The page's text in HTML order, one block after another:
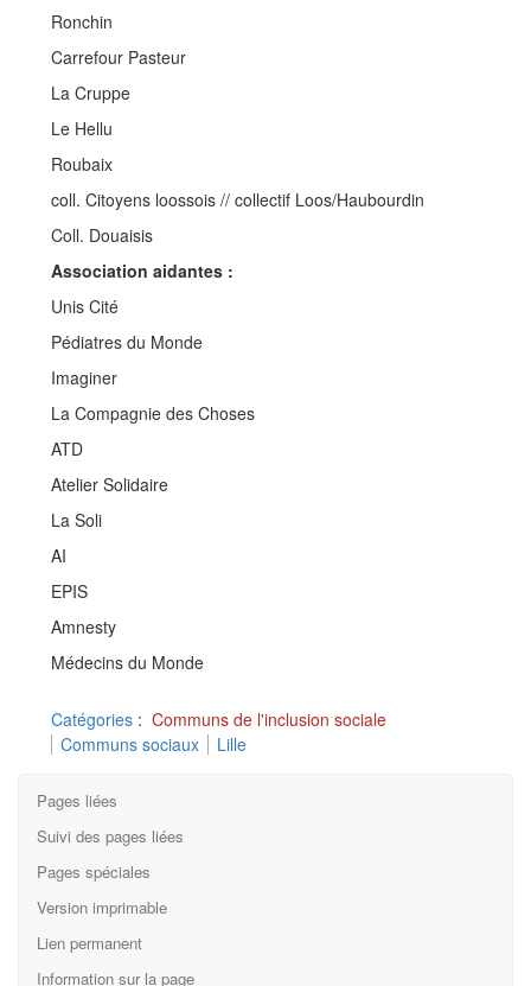
Ronchin
Carrefour Pasteur
La Cruppe
Le Hellu
Roubaix
coll. Citoyens loossois // collectif Loos/Haubourdin
Coll. Douaisis
Association aidantes :
Unis Cité
Pédiatres du Monde
Imaginer
La Compagnie des Choses
ATD
Atelier Solidaire
La Soli
AI
EPIS
Amnesty
Médecins du Monde
Catégories : Communs de l'inclusion sociale
Communs sociaux
Lille
Pages liées
Suivi des pages liées
Pages spéciales
Version imprimable
Lien permanent
Information sur la page